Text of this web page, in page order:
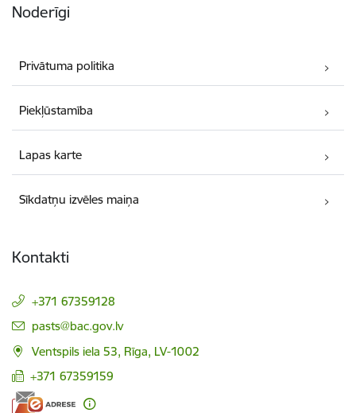
Noderīgi
Privātuma politika
Piekļūstamība
Lapas karte
Sīkdatņu izvēles maiņa
Kontakti
+371 67359128
E-pasts:
pasts@bac.gov.lv
Ventspils iela 53, Rīga, LV-1002
+371 67359159